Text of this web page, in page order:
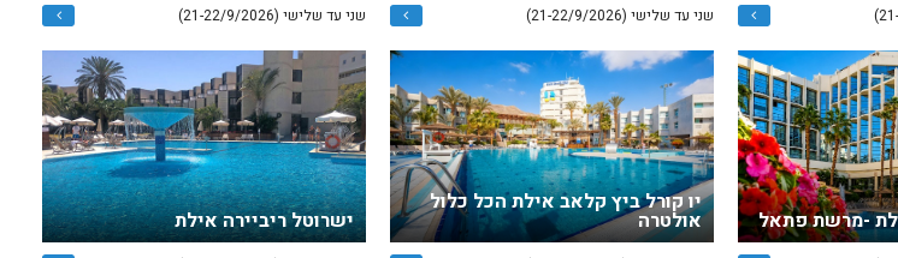
שני עד שלישי (21-22/9/2026) שני עד שלישי (21-22/9/2026)
-מרשת פתאל
יו קורל ביץ קלאב אילת הכל כלול
אולטרה ישרוטל ריביירה אילת